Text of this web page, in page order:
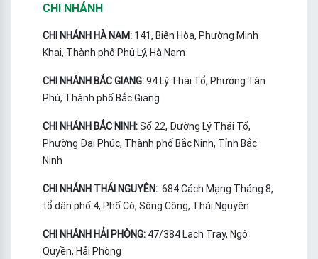
CHI NHÁNH
CHI NHÁNH HÀ NAM: 141, Biên Hòa, Phường Minh
Khai, Thành phố Phủ Lý, Hà Nam
CHI NHÁNH BẮC GIANG:94 Lý Thái Tổ, Phường Tân
Phú, Thành phố Bắc Giang
CHI NHÁNH BẮC NINH:Số 22, Đường Lý Thái Tổ,
Phường Đại Phúc, Thành phố Bắc Ninh, Tỉnh Bắc
Ninh
CHI NHÁNH THÁI NGUYÊN: 684 Cách Mạng Tháng 8,
tổ dân phố 4, Phố Cò, Sông Công, Thái Nguyên
CHI NHÁNH HẢI PHÒNG: 47/384 Lạch Tray, Ngô
Quyền, Hải Phòng